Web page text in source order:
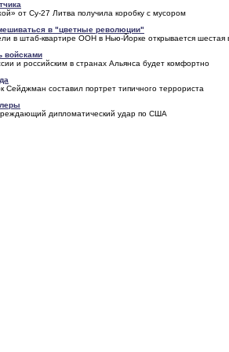
от Су-27 Литва получила коробку с мусором
в "цветные революции"
в штаб-квартире ООН в Нью-Йорке открывается шестая
войсками
и российским в странах Альянса будет комфортно
Сейджман составил портрет типичного террориста
дипломатический удар по США